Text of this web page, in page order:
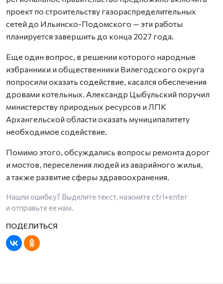
проект по строительству газораспределительных
сетей до Ильинско-Подомского — эти работы
планируется завершить до конца 2027 года.
Еще один вопрос, в решении которого народные
избранники и общественники Вилегодского округа
попросили оказать содействие, касался обеспечения
дровами котельных. Александр Цыбульский поручил
министерству природных ресурсов и ЛПК
Архангельской области оказать муниципалитету
необходимое содействие.
Помимо этого, обсуждались вопросы ремонта дорог
и мостов, переселения людей из аварийного жилья,
а также развитие сферы здравоохранения.
Нашли ошибку? Выделите текст, нажмите ctrl+enter
и отправьте ее нам.